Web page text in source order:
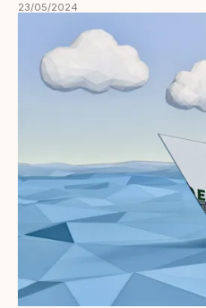
23/05/2024